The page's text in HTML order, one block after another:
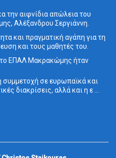
την αιφνίδια απώλεια του
Αλέξανδρου Σεργιάννη.
και πραγματική αγάπη για τη
και τους μαθητές του.
ΕΠΑΛ Μακρακώμης ήταν
συμμετοχή σε ευρωπαϊκά και
διακρίσεις, αλλά και η ε...